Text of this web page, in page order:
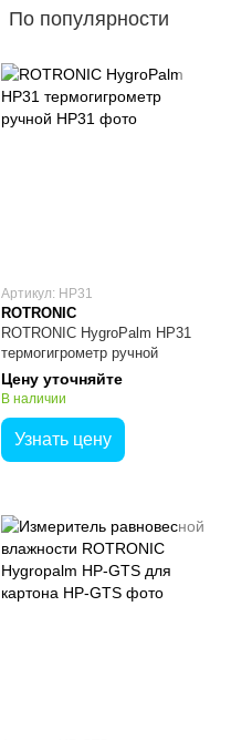
По популярности
Артикул: HP31
ROTRONIC
ROTRONIC HygroPalm HP31
термогигрометр ручной
Цену уточняйте
В наличии
Узнать цену